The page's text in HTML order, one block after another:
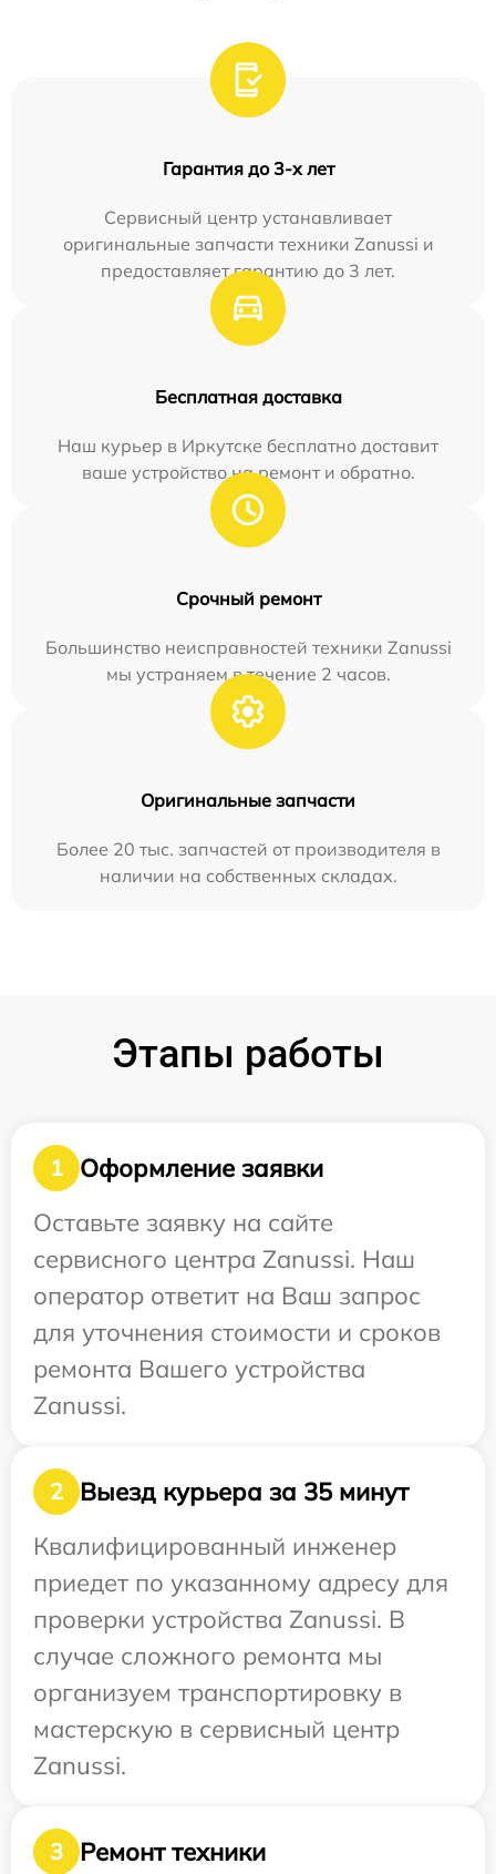
Гарантия до 3-х лет
Сервисный центр устанавливает
оригинальные запчасти техники Zanussi и
предоставляет гарантию до 3 лет.
Бесплатная доставка
Наш курьер в Иркутске бесплатно доставит
ваше устройство на ремонт и обратно.
Срочный ремонт
Большинство неисправностей техники Zanussi
мы устраняем в течение 2 часов.
Оригинальные запчасти
Более 20 тыс. запчастей от производителя в
наличии на собственных складах.
Этапы работы
1
Оформление заявки
Оставьте заявку на сайте
сервисного центра Zanussi. Наш
оператор ответит на Ваш запрос
для уточнения стоимости и сроков
ремонта Вашего устройства
Zanussi.
2
Выезд курьера за 35 минут
Квалифицированный инженер
приедет по указанному адресу для
проверки устройства Zanussi. В
случае сложного ремонта мы
организуем транспортировку в
мастерскую в сервисный центр
Zanussi.
3 Ремонт техники